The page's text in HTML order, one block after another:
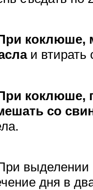
коклюше,
и втирать
коклюше,
со
дня в